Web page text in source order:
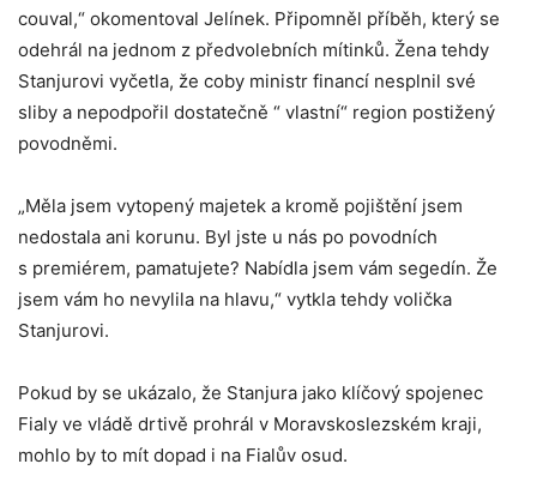
couval,“ okomentoval Jelínek. Připomněl příběh, který se
odehrál na jednom z předvolebních mítinků. Žena tehdy
Stanjurovi vyčetla, že coby ministr financí nesplnil své
sliby a nepodpořil dostatečně “ vlastní“ region postižený
povodněmi.
„Měla jsem vytopený majetek a kromě pojištění jsem
nedostala ani korunu. Byl jste u nás po povodních
s premiérem, pamatujete? Nabídla jsem vám segedín. Že
jsem vám ho nevylila na hlavu,“ vytkla tehdy volička
Stanjurovi.
Pokud by se ukázalo, že Stanjura jako klíčový spojenec
Fialy ve vládě drtivě prohrál v Moravskoslezském kraji,
mohlo by to mít dopad i na Fialův osud.